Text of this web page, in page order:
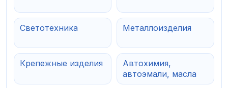
Светотехника Металлоизделия
Крепежные изделия
Автохимия,
автоэмали, масла